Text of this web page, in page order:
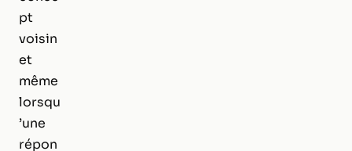
pt
voisin
et
même
lorsqu
’une
répon